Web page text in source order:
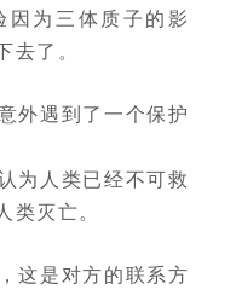
为三体质子的影
了。
外遇到了一个保护
为人类已经不可救
灭亡。
这是对方的联系方